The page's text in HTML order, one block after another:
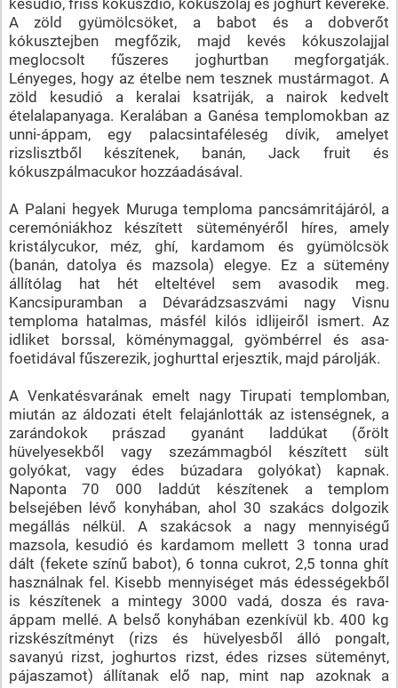
A zöld gyümölcsöket, a babot és a dobverőt
kókusztejben megfőzik, majd kevés kókuszolajjal
meglocsolt fűszeres joghurtban megforgatják.
Lényeges, hogy az ételbe nem tesznek mustármagot. A
zöld kesudió a keralai ksatriják, a nairok kedvelt
ételalapanyaga. Keralában a Ganésa templomokban az
unni-áppam, egy palacsintaféleség dívik, amelyet
rizslisztből készítenek, banán, Jack fruit és
kókuszpálmacukor hozzáadásával.
A Palani hegyek Muruga temploma pancsámritájáról, a
ceremóniákhoz készített süteményéről híres, amely
kristálycukor, méz, ghí, kardamom és gyümölcsök
(banán, datolya és mazsola) elegye. Ez a sütemény
állítólag hat hét elteltével sem avasodik meg.
Kancsipuramban a Dévarádzsaszvámi nagy Visnu
temploma hatalmas, másfél kilós idlijeiről ismert. Az
idliket borssal, köménymaggal, gyömbérrel és asa-
foetidával fűszerezik, joghurttal erjesztik, majd párolják.
A Venkatésvarának emelt nagy Tirupati templomban,
miután az áldozati ételt felajánlották az istenségnek, a
zarándokok prászad gyanánt laddúkat (őrölt
hüvelyesekből vagy szezámmagból készített sült
golyókat, vagy édes búzadara golyókat) kapnak.
Naponta 70 000 laddút készítenek a templom
belsejében lévő konyhában, ahol 30 szakács dolgozik
megállás nélkül. A szakácsok a nagy mennyiségű
mazsola, kesudió és kardamom mellett 3 tonna urad
dált (fekete színű babot), 6 tonna cukrot, 2,5 tonna ghít
használnak fel. Kisebb mennyiséget más édességekből
is készítenek a mintegy 3000 vadá, dosza és rava-
áppam mellé. A belső konyhában ezenkívül kb. 400 kg
rizskészítményt (rizs és hüvelyesből álló pongalt,
savanyú rizst, joghurtos rizst, édes rizses süteményt,
pájaszamot) állítanak elő nap, mint nap azoknak a